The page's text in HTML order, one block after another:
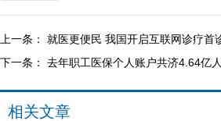
上一条： 就医更便民 我国开启互联网诊疗首
下一条： 去年职工医保个人账户共济4.64亿
相关文章